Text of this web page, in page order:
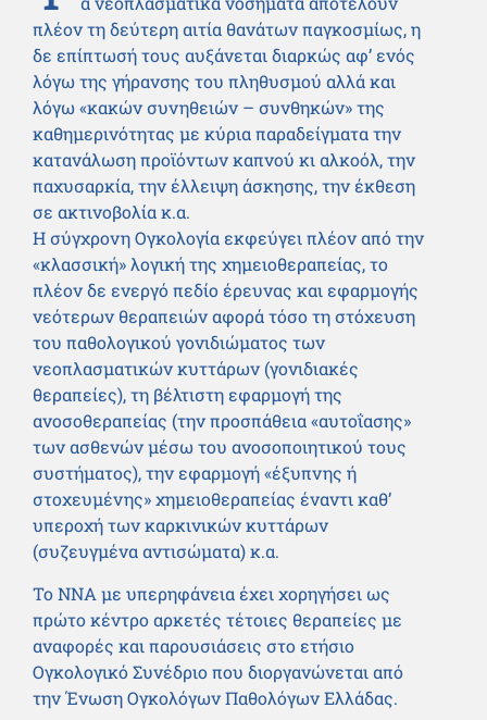
πλέον τη δεύτερη αιτία θανάτων παγκοσμίως, η
δε επίπτωσή τους αυξάνεται διαρκώς αφ’ ενός
λόγω της γήρανσης του πληθυσμού αλλά και
λόγω «κακών συνηθειών – συνθηκών» της
καθημερινότητας με κύρια παραδείγματα την
κατανάλωση προϊόντων καπνού κι αλκοόλ, την
παχυσαρκία, την έλλειψη άσκησης, την έκθεση
σε ακτινοβολία κ.α.
Η σύγχρονη Ογκολογία εκφεύγει πλέον από την
«κλασσική» λογική της χημειοθεραπείας, το
πλέον δε ενεργό πεδίο έρευνας και εφαρμογής
νεότερων θεραπειών αφορά τόσο τη στόχευση
του παθολογικού γονιδιώματος των
νεοπλασματικών κυττάρων (γονιδιακές
θεραπείες), τη βέλτιστη εφαρμογή της
ανοσοθεραπείας (την προσπάθεια «αυτοΐασης»
των ασθενών μέσω του ανοσοποιητικού τους
συστήματος), την εφαρμογή «έξυπνης ή
στοχευμένης» χημειοθεραπείας έναντι καθ’
υπεροχή των καρκινικών κυττάρων
(συζευγμένα αντισώματα) κ.α.
Το ΝΝΑ με υπερηφάνεια έχει χορηγήσει ως
πρώτο κέντρο αρκετές τέτοιες θεραπείες με
αναφορές και παρουσιάσεις στο ετήσιο
Ογκολογικό Συνέδριο που διοργανώνεται από
την Ένωση Ογκολόγων Παθολόγων Ελλάδας.